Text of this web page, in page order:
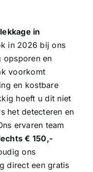
in
in 2026 bij ons
opsporen en
voorkomt
en kostbare
hoeft u dit niet
het detecteren en
ervaren team
€ 150,-
ons
direct een gratis